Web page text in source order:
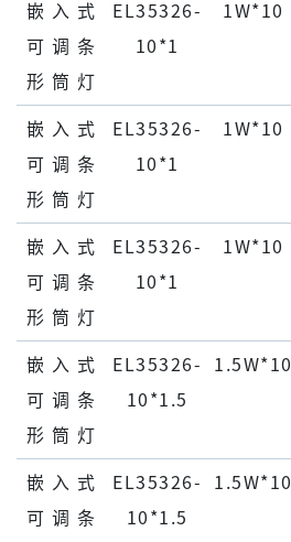
嵌 ⼊ 式
可 调 条
形 筒 灯
EL35326-
10*1
1W*10
嵌 ⼊ 式
可 调 条
形 筒 灯
EL35326-
10*1
1W*10
嵌 ⼊ 式
可 调 条
形 筒 灯
EL35326-
10*1
1W*10
嵌 ⼊ 式
可 调 条
形 筒 灯
EL35326-
10*1.5
1.5W*10
嵌 ⼊ 式
可 调 条
EL35326-
10*1.5
1.5W*10